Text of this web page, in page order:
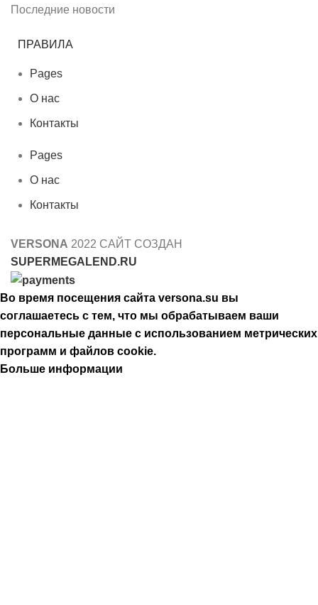
Последние новости
ПРАВИЛА
Pages
О нас
Контакты
Pages
О нас
Контакты
VERSONA 2022 САЙТ СОЗДАН
SUPERMEGALEND.RU
Во время посещения сайта versona.su вы
соглашаетесь с тем, что мы обрабатываем ваши
персональные данные с использованием метрических
программ и файлов cookie.
Больше информации